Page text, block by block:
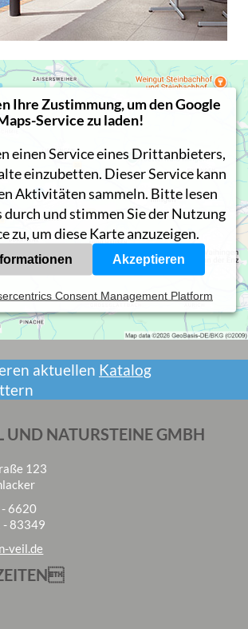
Ihre Zustimmung, um den Google
Service zu laden!
einen Service eines Drittanbieters,
einzubetten. Dieser Service kann
Aktivitäten sammeln. Bitte lesen
durch und stimmen Sie der Nutzung
zu, um diese Karte anzuzeigen.
Akzeptieren
Consent Management Platform
aktuellen Katalog
UND NATURSTEINE GMBH
123
6620
- 83349
veil.de